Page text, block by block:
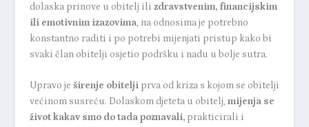
dolaska prinove u obitelj ili zdravstvenim, financijskim
ili emotivnim izazovima, na odnosima je potrebno
konstantno raditi i po potrebi mijenjati pristup kako bi
svaki član obitelji osjetio podršku i nadu u bolje sutra.
Upravo je širenje obiteljiprva od kriza s kojom se obitelji
većinom susreću. Dolaskom djeteta u obitelj, mijenja se
život kakav smo do tada poznavali,prakticirali i